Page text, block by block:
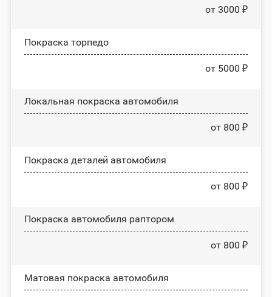
от 3000 ₽
Покраска торпедо
от 5000 ₽
Локальная покраска автомобиля
от 800 ₽
Покраска деталей автомобиля
от 800 ₽
Покраска автомобиля раптором
от 800 ₽
Матовая покраска автомобиля